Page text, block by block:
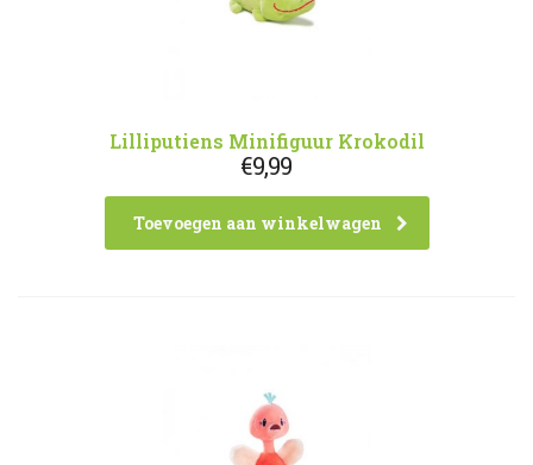
Lilliputiens Minifiguur Krokodil
€9,99
Toevoegen aan winkelwagen